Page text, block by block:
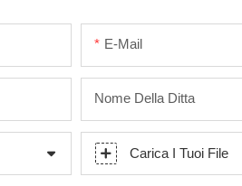
E-Mail
Nome Della Ditta
Carica I Tuoi File